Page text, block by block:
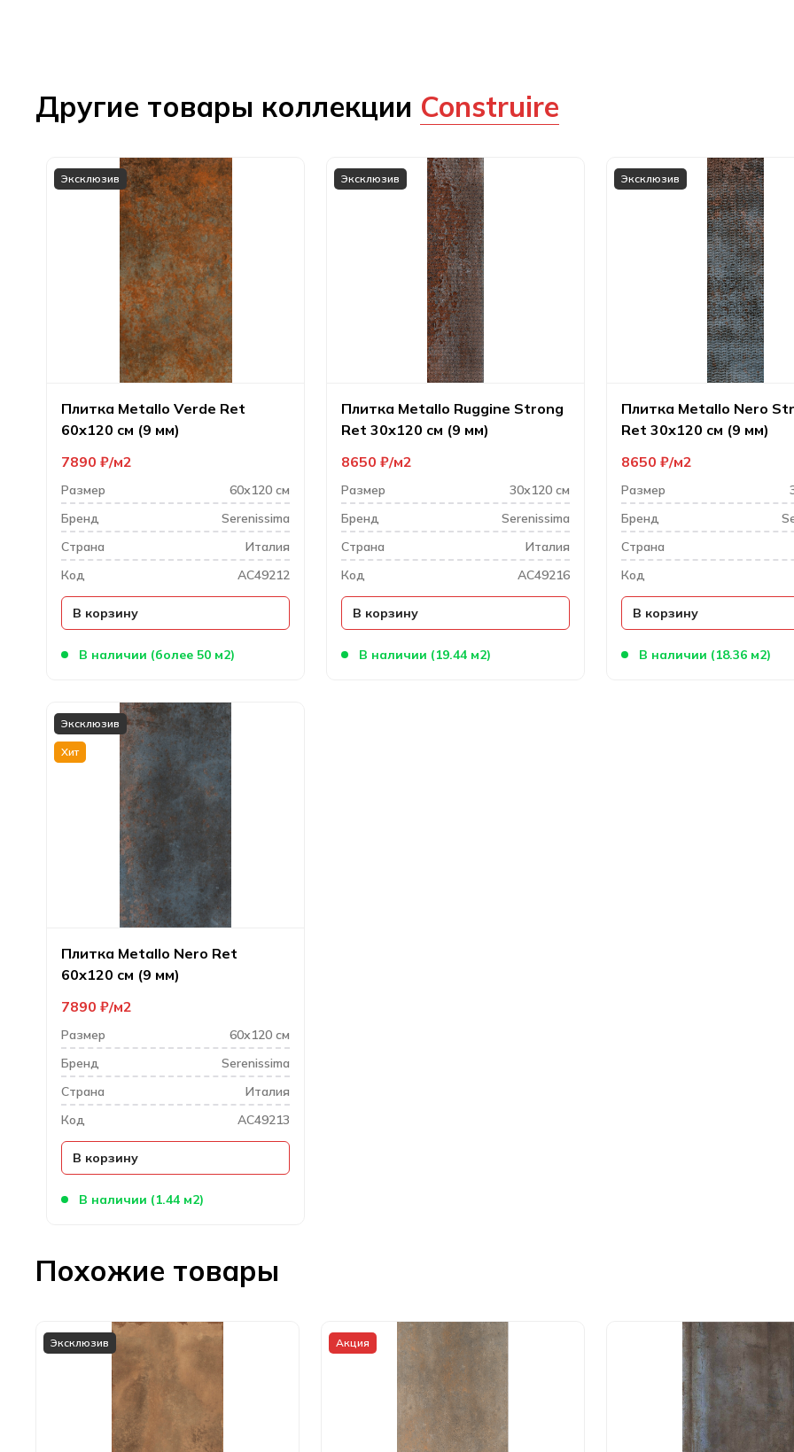
Другие товары коллекции Construire
Эксклюзив
Плитка Metallo Verde Ret
60х120 см (9 мм)
В наличии (более 50 м2)
7890 ₽ м2
Размер
60х120 см
Бренд
Serenissima
Cтрана
Италия
Код
AC49212
В корзину
Эксклюзив
Плитка Metallo Ruggine Strong
Ret 30х120 см (9 мм)
В наличии (19.44 м2)
8650 ₽ м2
Размер
30х120 см
Бренд
Serenissima
Cтрана
Италия
Код
AC49216
В корзину
Эксклюзив
Плитка Metallo Nero
Ret 30х120 см (9 мм)
В наличии (18.36 м2)
8650 ₽ м2
Размер
Бренд
Cтрана
Код
В корзину
Эксклюзив
Хит
Плитка Metallo Nero Ret
60х120 см (9 мм)
В наличии (1.44 м2)
7890 ₽ м2
Размер
60х120 см
Бренд
Serenissima
Cтрана
Италия
Код
AC49213
В корзину
Похожие товары
Эксклюзив Акция